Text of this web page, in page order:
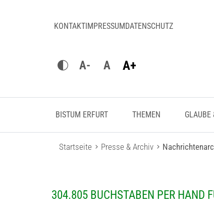
KONTAKTIMPRESSUMDATENSCHUTZ
A- A A+
BISTUM ERFURT THEMEN GLAUBE
Startseite Presse & Archiv
304.805 BUCHSTABEN PER HAND